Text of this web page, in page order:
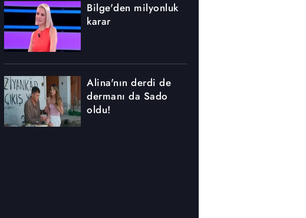
Bilge'den milyonluk
karar
Alina'nın derdi de
dermanı da Sado
oldu!